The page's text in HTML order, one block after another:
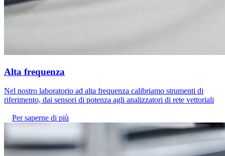
Alta frequenza
Nel nostro laboratorio ad alta frequenza calibriamo strumenti di
riferimento, dai sensori di potenza agli analizzatori di rete vettoriali
Per saperne di più